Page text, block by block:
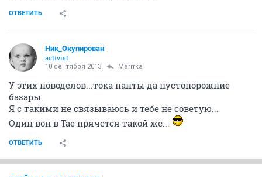
ОТВЕТИТЬ
Ник_Окупирован
activist
10 сентября 2013 Marrrka
У этих новоделов...тока панты да пустопорожние
базары.
Я с такими не связываюсь и тебе не советую...
Один вон в Тае прячется такой же...
ОТВЕТИТЬ